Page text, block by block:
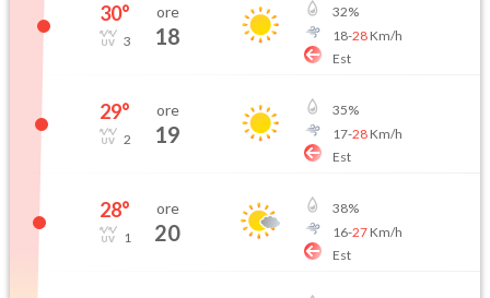
30°
3
ore
18
32%
18-28Km/h
Est
29°
2
ore
19
35%
17-28Km/h
Est
28°
1
ore
20
38%
16-27Km/h
Est